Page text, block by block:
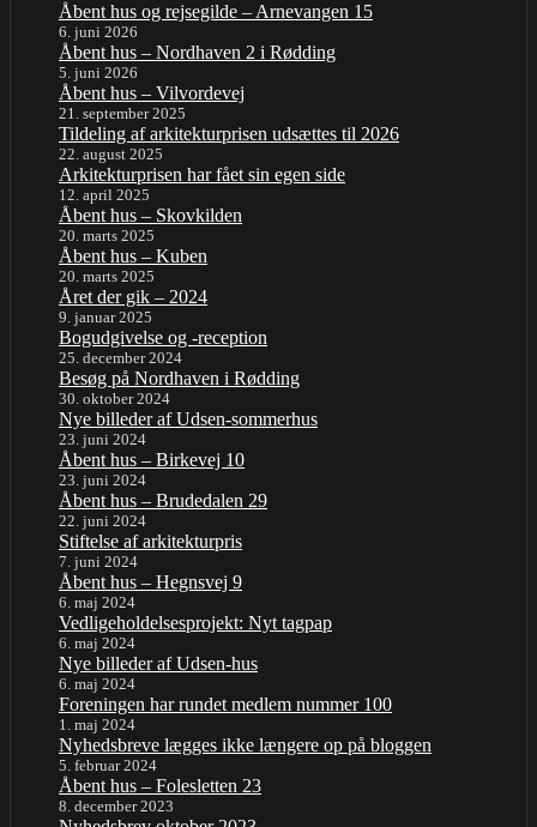
Åbent hus og rejsegilde – Arnevangen 15
6. juni 2026
Åbent hus – Nordhaven 2 i Rødding
5. juni 2026
Åbent hus – Vilvordevej
21. september 2025
Tildeling af arkitekturprisen udsættes til 2026
22. august 2025
Arkitekturprisen har fået sin egen side
12. april 2025
Åbent hus – Skovkilden
20. marts 2025
Åbent hus – Kuben
20. marts 2025
Året der gik – 2024
9. januar 2025
Bogudgivelse og -reception
25. december 2024
Besøg på Nordhaven i Rødding
30. oktober 2024
Nye billeder af Udsen-sommerhus
23. juni 2024
Åbent hus – Birkevej 10
23. juni 2024
Åbent hus – Brudedalen 29
22. juni 2024
Stiftelse af arkitekturpris
7. juni 2024
Åbent hus – Hegnsvej 9
6. maj 2024
Vedligeholdelsesprojekt: Nyt tagpap
6. maj 2024
Nye billeder af Udsen-hus
6. maj 2024
Foreningen har rundet medlem nummer 100
1. maj 2024
Nyhedsbreve lægges ikke længere op på bloggen
5. februar 2024
Åbent hus – Folesletten 23
8. december 2023